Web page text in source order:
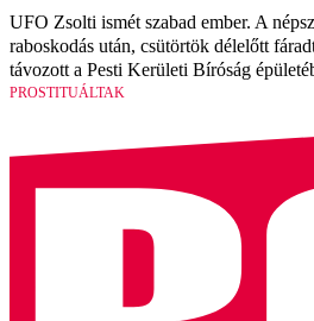
UFO Zsolti ismét szabad ember. A
raboskodás után, csütörtök délelőtt
távozott a Pesti Kerületi Bíróság
PROSTITUÁLTAK